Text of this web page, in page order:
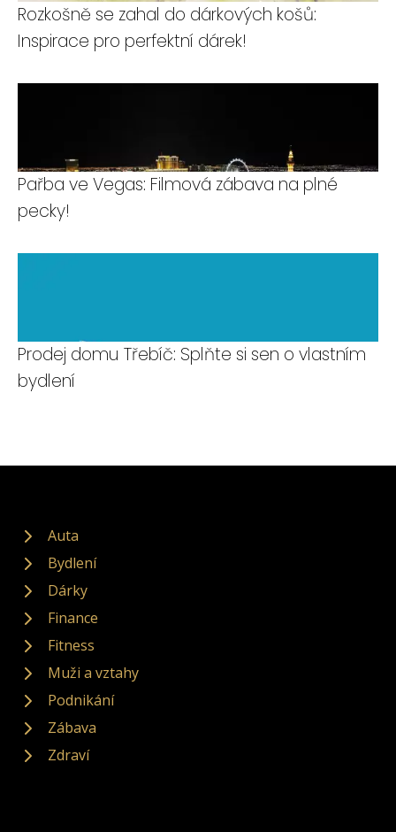
Rozkošně se zahal do dárkových košů:
Inspirace pro perfektní dárek!
Pařba ve Vegas: Filmová zábava na plné
pecky!
Prodej domu Třebíč: Splňte si sen o vlastním
bydlení
Auta
Bydlení
Dárky
Finance
Fitness
Muži a vztahy
Podnikání
Zábava
Zdraví